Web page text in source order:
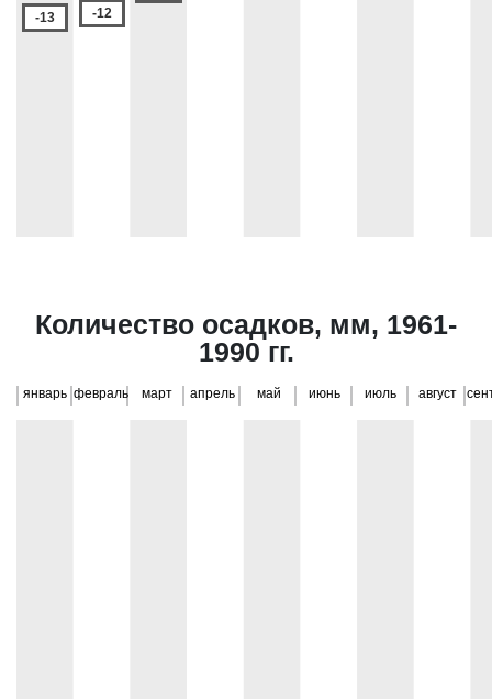
-13 -12
Количество осадков, мм, 1961-
1990 гг.
январь февраль март апрель май июнь июль август